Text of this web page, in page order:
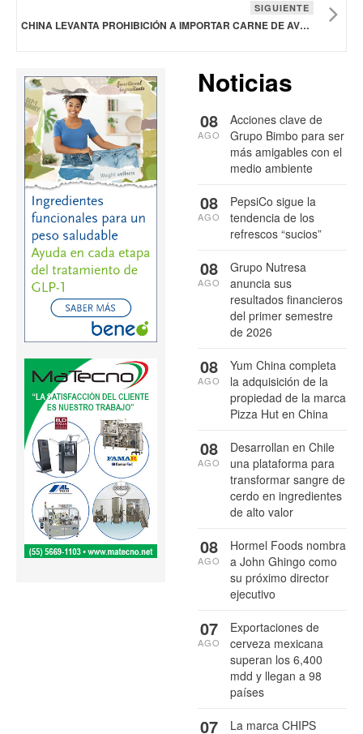
SIGUIENTE
CHINA LEVANTA PROHIBICIÓN A IMPORTAR CARNE DE AVES BRASILEÑA
Noticias
Acciones clave de
Grupo Bimbo para ser
más amigables con el
medio ambiente
08
AGO
PepsiCo sigue la
tendencia de los
refrescos “sucios”
08
AGO
Grupo Nutresa
anuncia sus
resultados financieros
del primer semestre
de 2026
08
AGO
Yum China completa
la adquisición de la
propiedad de la marca
Pizza Hut en China
08
AGO
Desarrollan en Chile
una plataforma para
transformar sangre de
cerdo en ingredientes
de alto valor
08
AGO
Hormel Foods nombra
a John Ghingo como
su próximo director
ejecutivo
08
AGO
Exportaciones de
cerveza mexicana
superan los 6,400
mdd y llegan a 98
países
07
AGO
La marca CHIPS
07